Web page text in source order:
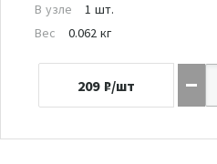
В узле
1 шт.
Вес
0.062 кг
209 ₽/шт